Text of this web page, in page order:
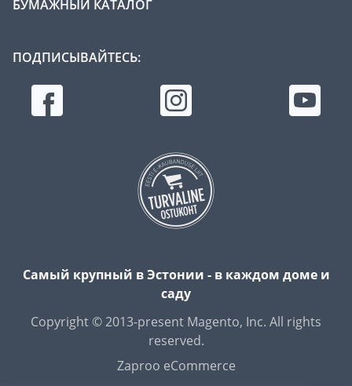
БУМАЖНЫЙ КАТАЛОГ
ПОДПИСЫВАЙТЕСЬ:
Самый крупный в Эстонии - в каждом доме и
саду
Copyright © 2013-present Magento, Inc. All rights
reserved.
Zaproo eCommerce